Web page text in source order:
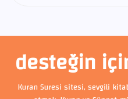
desteğin
Kuran Suresi sitesi, sevgili